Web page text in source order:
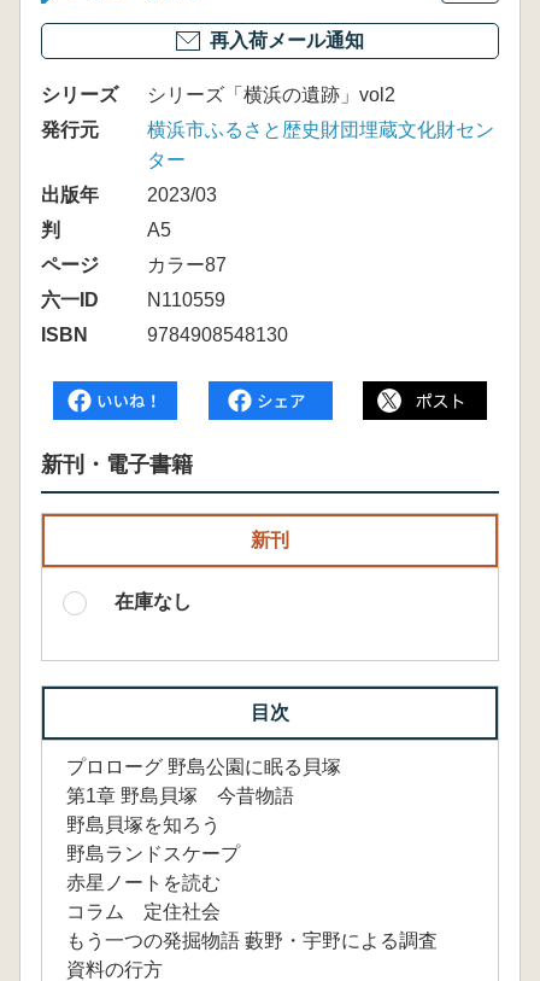
再入荷メール通知
シリーズ
シリーズ「横浜の遺跡」vol2
発行元
横浜市ふるさと歴史財団埋蔵文化財セン
ター
出版年
2023/03
判
A5
ページ
カラー87
六一ID
N110559
ISBN
9784908548130
新刊・電子書籍
新刊
在庫なし
目次
プロローグ 野島公園に眠る貝塚
第1章 野島貝塚 今昔物語
野島貝塚を知ろう
野島ランドスケープ
赤星ノートを読む
コラム 定住社会
もう一つの発掘物語 藪野・宇野による調査
資料の行方